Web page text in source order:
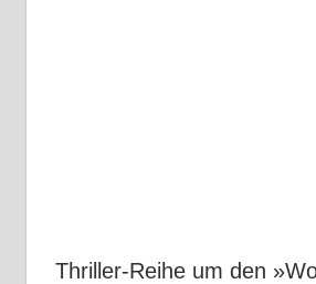
Thriller-Reihe um den